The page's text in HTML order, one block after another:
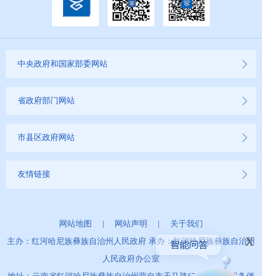
中央政府和国家部委网站
省政府部门网站
市县区政府网站
友情链接
网站地图 | 网站声明 | 关于我们
主办：红河哈尼族彝族自治州人民政府 承办：红河哈尼族彝族自治州
人民政府办公室
x